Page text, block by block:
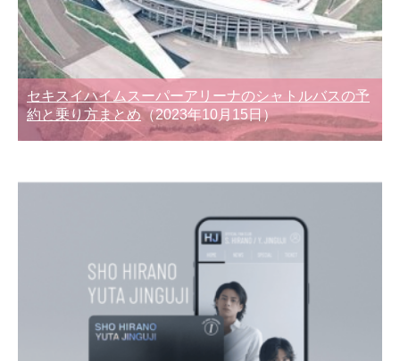
セキスイハイムスーパーアリーナのシャトルバスの予
約と乗り方まとめ （2023年10月15日）